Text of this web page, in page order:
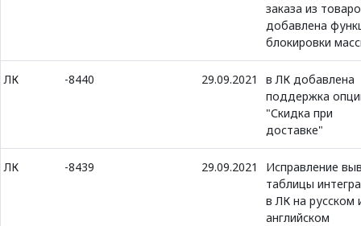
заказа из
добавлена
блокировки
ЛК -8440 29.09.2021
в ЛК добавлена
поддержка
"Скидка при
доставке"
ЛК -8439 29.09.2021
Исправление
таблицы
в ЛК на русском
английском